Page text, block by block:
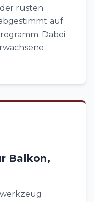
rüsten
auf
Dabei
Balkon,